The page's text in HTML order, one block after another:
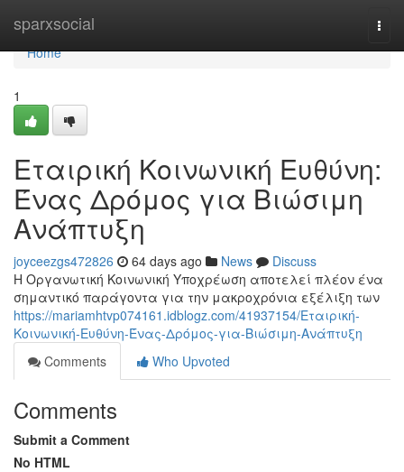
sparxsocial
Home
Home
1
Εταιρική Κοινωνική Ευθύνη:
Ένας Δρόμος για Βιώσιμη
Ανάπτυξη
joyceezgs472826 64 days ago News
Discuss
Η Οργανωτική Κοινωνική Υποχρέωση αποτελεί πλέον ένα
σημαντικό παράγοντα για την μακροχρόνια εξέλιξη των
https://mariamhtvp074161.idblogz.com/41937154/Εταιρική-
Κοινωνική-Ευθύνη-Ένας-Δρόμος-για-Βιώσιμη-Ανάπτυξη
Comments
Who Upvoted
Comments
Submit a Comment
No HTML